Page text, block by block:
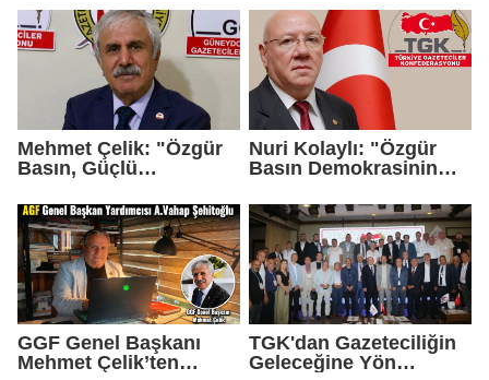
Ayanoğlu'na İtalya'dan
Birincilik Ödülü
Mehmet Çelik: "Özgür
Basın, Güçlü
Teminatıdır"
Nuri Kolaylı: "Özgür
Basın Demokrasinin
GGF Genel Başkanı
Mehmet Çelik’ten
TGK'dan Gazeteciliğin
Geleceğine Yön